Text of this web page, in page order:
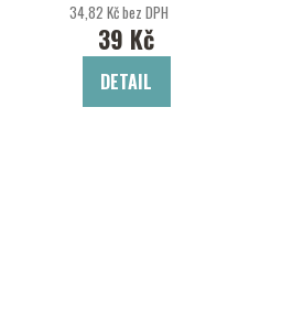
34,82 Kč bez DPH
39 Kč
DETAIL